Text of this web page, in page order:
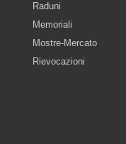
Raduni
Memoriali
Mostre-Mercato
Rievocazioni